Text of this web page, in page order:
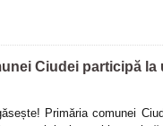
Ciudei participă
Primăria comunei